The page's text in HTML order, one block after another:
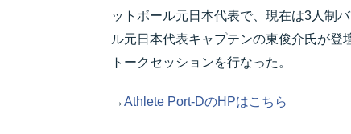
ットボール元日本代表で、現在は3人制
ル元日本代表キャプテンの東俊介氏が登
トークセッションを行なった。
→Athlete Port-DのHPはこちら